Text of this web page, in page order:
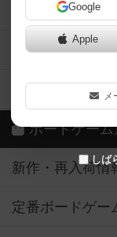
Google
Apple
メ
しば
ボドとも・会員
ボードゲーム
ボドゲーマご利
ボードゲーム
新作・再入荷情
定番ボードゲー